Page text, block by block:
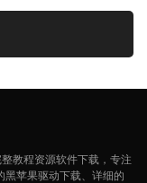
教程资源软件下载，专注
黑苹果驱动下载、详细的